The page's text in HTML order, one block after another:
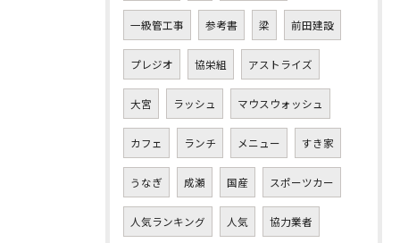
一級管工事 参考書 梁 前田建設
プレジオ 協栄組 アストライズ
大宮 ラッシュ マウスウォッシュ
カフェ ランチ メニュー すき家
うなぎ 成瀬 国産 スポーツカー
人気ランキング 人気 協力業者